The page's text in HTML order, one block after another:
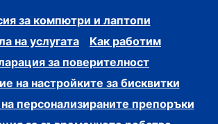
за компютри и лаптопи
на услугата
Как работим
за поверителност
на настройките за бисквитки
персонализираните препоръки